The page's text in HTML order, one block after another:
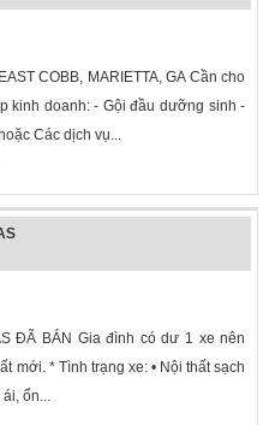
COBB, MARIETTA, GA Cần cho
kinh doanh: - Gội đầu dưỡng sinh -
Các dịch vụ...
ĐÃ BÁN Gia đình có dư 1 xe nên
mới. * Tình trạng xe: • Nội thất sạch
ổn...